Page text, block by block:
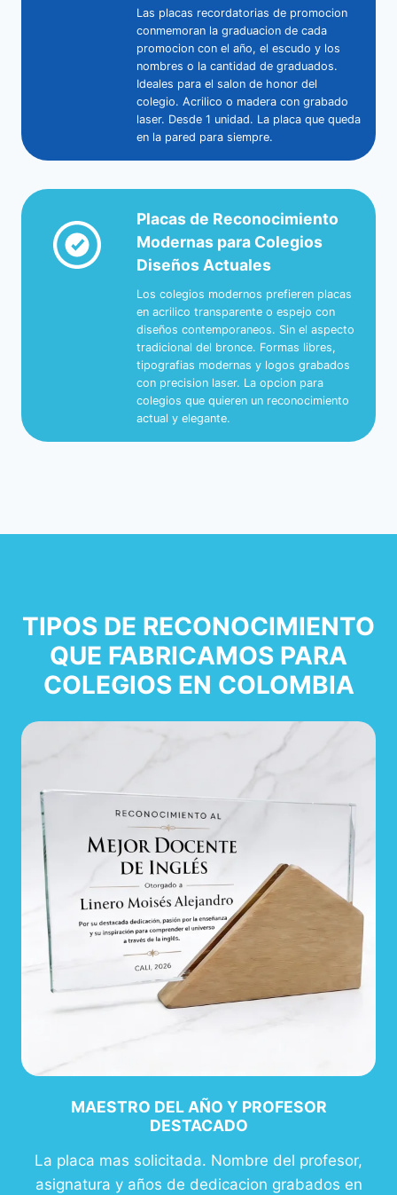
Las placas recordatorias de promocion
conmemoran la graduacion de cada
promocion con el año, el escudo y los
nombres o la cantidad de graduados.
Ideales para el salon de honor del
colegio. Acrilico o madera con grabado
laser. Desde 1 unidad. La placa que queda
en la pared para siempre.
Placas de Reconocimiento
Modernas para Colegios
Diseños Actuales
Los colegios modernos prefieren placas
en acrilico transparente o espejo con
diseños contemporaneos. Sin el aspecto
tradicional del bronce. Formas libres,
tipografias modernas y logos grabados
con precision laser. La opcion para
colegios que quieren un reconocimiento
actual y elegante.
TIPOS DE RECONOCIMIENTO
QUE FABRICAMOS PARA
COLEGIOS EN COLOMBIA
MAESTRO DEL AÑO Y PROFESOR
DESTACADO
La placa mas solicitada. Nombre del profesor,
asignatura y años de dedicacion grabados en